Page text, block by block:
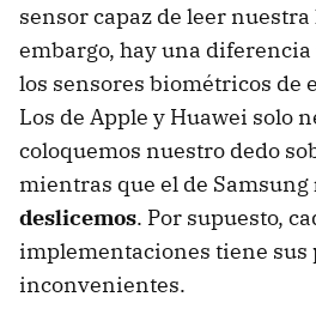
sensor capaz de leer
embargo, hay una
los sensores biométricos de
Los de Apple y Huawei solo
coloquemos nuestro dedo
mientras que el de Samsung
deslicemos. Por supuesto,
implementaciones tiene sus
inconvenientes.